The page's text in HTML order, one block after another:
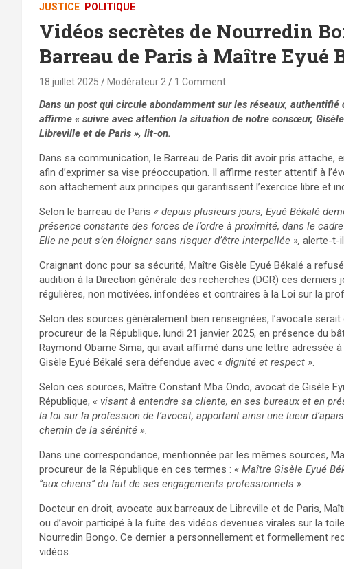
JUSTICE POLITIQUE
Vidéos secrètes de Nourredin
Barreau de Paris à Maître Eyué
18 juillet 2025 Modérateur 2 1 Comment
Dans un post qui circule abondamment sur les réseaux,
affirme « suivre avec attention la situation de notre consœur,
Libreville et de Paris », lit-on.
Dans sa communication, le Barreau de Paris dit avoir pris attache,
afin d’exprimer sa vise préoccupation. Il affirme rester attentif à
son attachement aux principes qui garantissent l’exercice libre et
Selon le barreau de Paris « depuis plusieurs jours, Eyué Békalé
présence constante des forces de l’ordre à proximité, dans le
Elle ne peut s’en éloigner sans risquer d’être interpellée », alerte-t-
Craignant donc pour sa sécurité, Maître Gisèle Eyué Békalé a
audition à la Direction générale des recherches (DGR) ces
régulières, non motivées, infondées et contraires à la Loi sur la
Selon des sources généralement bien renseignées, l’avocate
procureur de la République, lundi 21 janvier 2025, en présence du
Raymond Obame Sima, qui avait affirmé dans une lettre adressée
Gisèle Eyué Békalé sera défendue avec « dignité et respect ».
Selon ces sources, Maître Constant Mba Ondo, avocat de Gisèle
République, « visant à entendre sa cliente, en ses bureaux et en
la loi sur la profession de l’avocat, apportant ainsi une lueur
chemin de la sérénité ».
Dans une correspondance, mentionnée par les mêmes sources,
procureur de la République en ces termes : « Maître Gisèle Eyué
‘’aux chiens’’ du fait de ses engagements professionnels ».
Docteur en droit, avocate aux barreaux de Libreville et de Paris,
ou d’avoir participé à la fuite des vidéos devenues virales sur la
Nourredin Bongo. Ce dernier a personnellement et formellement
vidéos.